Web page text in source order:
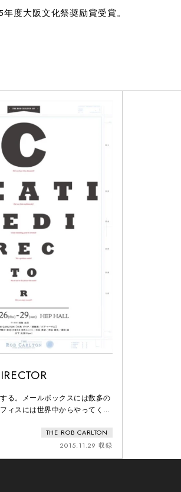
度大阪文化祭奨励賞受賞。
る。メールボックスには数多の
ィスには世界中からやってく
。であるということ。
THE ROB CARLTON
2015.11.29 収録